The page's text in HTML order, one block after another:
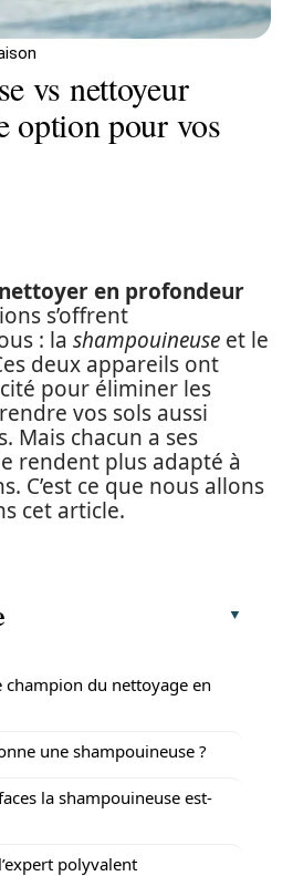
vs nettoyeur
option pour vos
nettoyer en profondeur
s’offrent
: la shampouineuse et le
deux appareils ont
pour éliminer les
vos sols aussi
Mais chacun a ses
rendent plus adapté à
C’est ce que nous allons
cet article.
champion du nettoyage en
une shampouineuse ?
la shampouineuse est-
polyvalent